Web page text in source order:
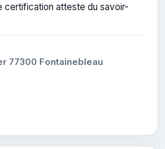
certification atteste du savoir-
77300 Fontainebleau